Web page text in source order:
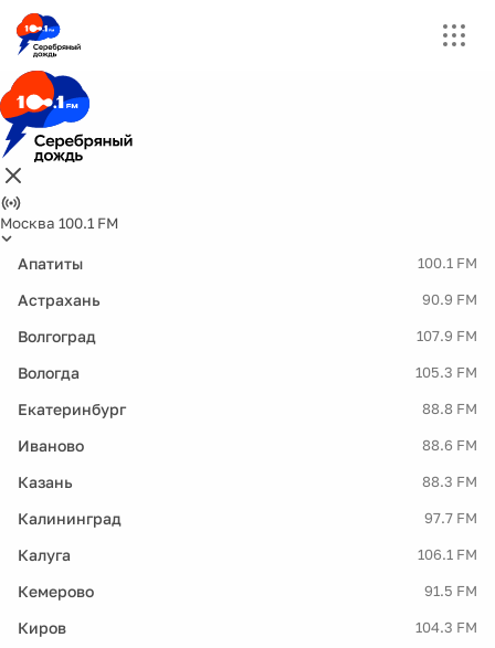
Москва 100.1 FM
Апатиты 100.1 FM
Астрахань 90.9 FM
Волгоград 107.9 FM
Вологда 105.3 FM
Екатеринбург 88.8 FM
Иваново 88.6 FM
Казань 88.3 FM
Калининград 97.7 FM
Калуга 106.1 FM
Кемерово 91.5 FM
Киров 104.3 FM